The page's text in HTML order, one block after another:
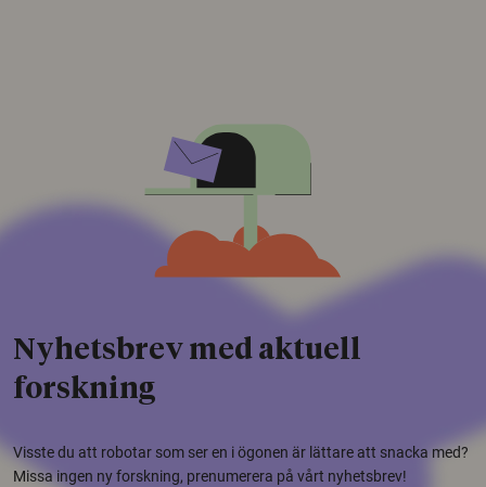
Nyhetsbrev med aktuell
forskning
Visste du att robotar som ser en i ögonen är lättare att snacka med?
Missa ingen ny forskning, prenumerera på vårt nyhetsbrev!